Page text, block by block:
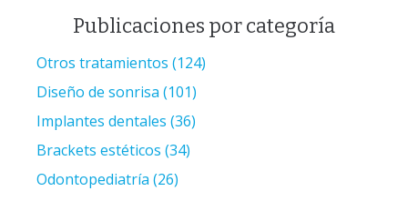
Publicaciones por categoría
Otros tratamientos (124)
Diseño de sonrisa (101)
Implantes dentales (36)
Brackets estéticos (34)
Odontopediatría (26)